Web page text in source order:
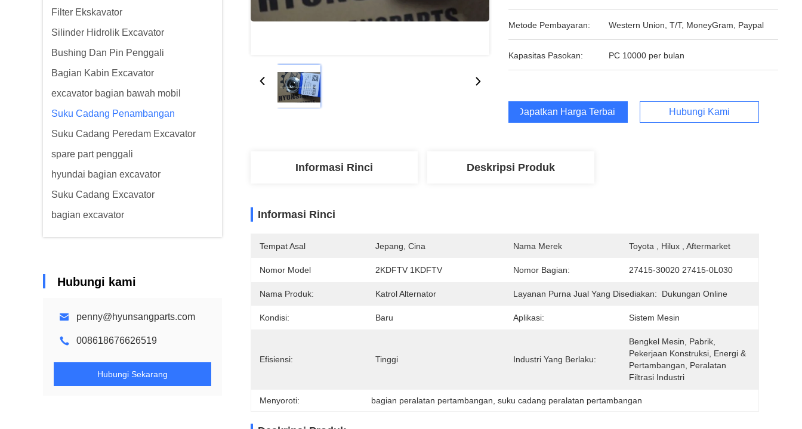
Filter Ekskavator
Silinder Hidrolik Excavator
Bushing Dan Pin Penggali
Bagian Kabin Excavator
excavator bagian bawah mobil
Suku Cadang Penambangan
Suku Cadang Peredam Excavator
spare part penggali
hyundai bagian excavator
Suku Cadang Excavator
bagian excavator
Hubungi kami
penny@hyunsangparts.com
008618676626519
Hubungi Sekarang
Metode Pembayaran: Western Union, T/T, MoneyGram, Paypal
Kapasitas Pasokan: PC 10000 per bulan
Dapatkan Harga Terbaik Hubungi Kami
Informasi Rinci Deskripsi Produk
Informasi Rinci
Tempat Asal Jepang, Cina Nama Merek Toyota , Hilux , Aftermarket
Nomor Model 2KDFTV 1KDFTV Nomor Bagian: 27415-30020 27415-0L030
Nama Produk: Katrol Alternator Layanan Purna Jual Yang Disediakan: Dukungan Online
Kondisi: Baru Aplikasi: Sistem Mesin
Efisiensi: Tinggi Industri Yang Berlaku:
Bengkel Mesin, Pabrik,
Pekerjaan Konstruksi, Energi &
Pertambangan, Peralatan
Filtrasi Industri
Menyoroti: bagian peralatan pertambangan , suku cadang peralatan pertambangan